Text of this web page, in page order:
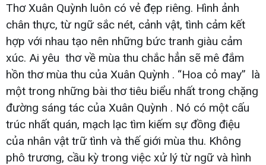
Thơ Xuân Quỳnh luôn có vẻ đẹp riêng. Hình ảnh
chân thực, từ ngữ sắc nét, cảnh vật, tình cảm kết
hợp với nhau tạo nên những bức tranh giàu cảm
xúc. Ai yêu thơ về mùa thu chắc hẳn sẽ mê đắm
hồn thơ mùa thu của Xuân Quỳnh . “Hoa cỏ may” là
một trong những bài thơ tiêu biểu nhất trong chặng
đường sáng tác của Xuân Quỳnh . Nó có một cấu
trúc nhất quán, mạch lạc tìm kiếm sự đồng điệu
của nhân vật trữ tình và thế giới mùa thu. Không
phô trương, cầu kỳ trong việc xử lý từ ngữ và hình